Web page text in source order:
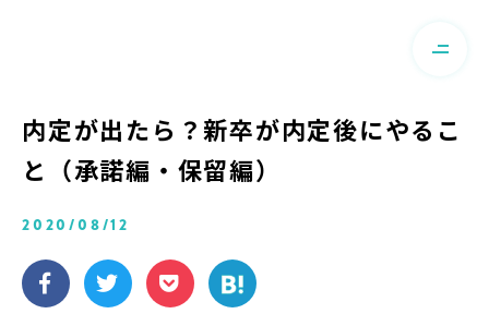
内定が出たら？新卒が内定後にやるこ
と（承諾編・保留編）
2020/08/12